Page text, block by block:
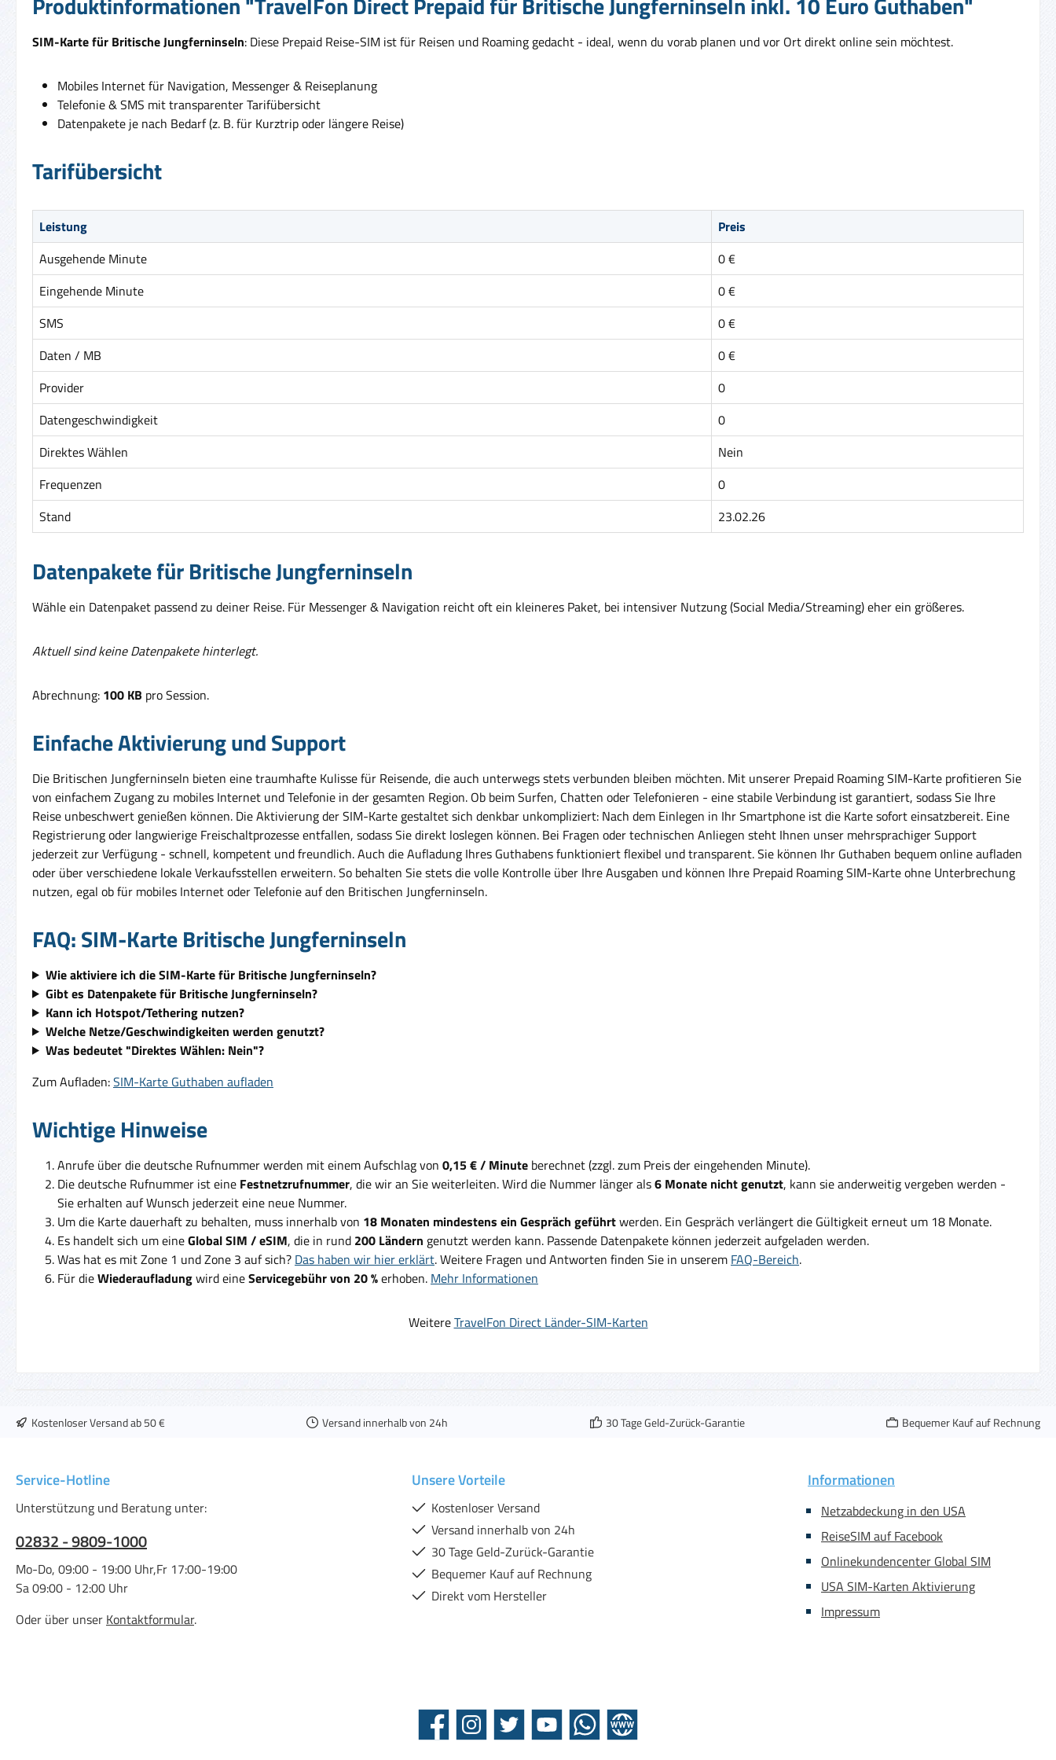
SIM-Karte für Britische Jungferninseln: Diese Prepaid Reise-SIM ist für Reisen und Roaming gedacht - ideal, wenn du vorab planen und vor Ort direkt online sein möchtest.
Mobiles Internet für Navigation, Messenger & Reiseplanung
Telefonie & SMS mit transparenter Tarifübersicht
Datenpakete je nach Bedarf (z. B. für Kurztrip oder längere Reise)
Tarifübersicht
Leistung
Preis
Ausgehende Minute
0 €
Eingehende Minute
0 €
SMS
0 €
Daten / MB
0 €
Provider
0
Datengeschwindigkeit
0
Direktes Wählen
Nein
Frequenzen
0
Stand
23.02.26
Datenpakete für Britische Jungferninseln
Wähle ein Datenpaket passend zu deiner Reise. Für Messenger & Navigation reicht oft ein kleineres Paket, bei intensiver Nutzung (Social Media/Streaming) eher ein größeres.
Aktuell sind keine Datenpakete hinterlegt.
Abrechnung: 100 KB pro Session.
Einfache Aktivierung und Support
Die Britischen Jungferninseln bieten eine traumhafte Kulisse für Reisende, die auch unterwegs stets verbunden bleiben möchten. Mit unserer Prepaid Roaming SIM-Karte profitieren Sie
von einfachem Zugang zu mobiles Internet und Telefonie in der gesamten Region. Ob beim Surfen, Chatten oder Telefonieren - eine stabile Verbindung ist garantiert, sodass Sie Ihre
Reise unbeschwert genießen können. Die Aktivierung der SIM-Karte gestaltet sich denkbar unkompliziert: Nach dem Einlegen in Ihr Smartphone ist die Karte sofort einsatzbereit. Eine
Registrierung oder langwierige Freischaltprozesse entfallen, sodass Sie direkt loslegen können. Bei Fragen oder technischen Anliegen steht Ihnen unser mehrsprachiger Support
jederzeit zur Verfügung - schnell, kompetent und freundlich. Auch die Aufladung Ihres Guthabens funktioniert flexibel und transparent. Sie können Ihr Guthaben bequem online aufladen
oder über verschiedene lokale Verkaufsstellen erweitern. So behalten Sie stets die volle Kontrolle über Ihre Ausgaben und können Ihre Prepaid Roaming SIM-Karte ohne Unterbrechung
nutzen, egal ob für mobiles Internet oder Telefonie auf den Britischen Jungferninseln.
FAQ: SIM-Karte Britische Jungferninseln
Wie aktiviere ich die SIM-Karte für Britische Jungferninseln?
Gibt es Datenpakete für Britische Jungferninseln?
Kann ich Hotspot/Tethering nutzen?
Welche Netze/Geschwindigkeiten werden genutzt?
Was bedeutet "Direktes Wählen: Nein"?
Zum Aufladen:SIM-Karte Guthaben aufladen
Wichtige Hinweise
Anrufe über die deutsche Rufnummer werden mit einem Aufschlag von 0,15 € / Minute berechnet (zzgl. zum Preis der eingehenden Minute).
Die deutsche Rufnummer ist eine Festnetzrufnummer, die wir an Sie weiterleiten. Wird die Nummer länger als6 Monate nicht genutzt, kann sie anderweitig vergeben werden -
Sie erhalten auf Wunsch jederzeit eine neue Nummer.
Um die Karte dauerhaft zu behalten, muss innerhalb von 18 Monaten mindestens ein Gespräch geführtwerden. Ein Gespräch verlängert die Gültigkeit erneut um 18 Monate.
Es handelt sich um eineGlobal SIM / eSIM, die in rund 200 Ländern genutzt werden kann. Passende Datenpakete können jederzeit aufgeladen werden.
Was hat es mit Zone 1 und Zone 3 auf sich? Das haben wir hier erklärt. Weitere Fragen und Antworten finden Sie in unserem FAQ-Bereich.
Für dieWiederaufladungwird eineServicegebühr von 20 %erhoben. Mehr Informationen
WeitereTravelFon Direct Länder-SIM-Karten
Kostenloser Versand ab 50 € Versand innerhalb von 24h 30 Tage Geld-Zurück-Garantie Bequemer Kauf auf Rechnung
Service-Hotline
Unterstützung und Beratung unter:
02832 - 9809-1000
Mo-Do, 09:00 - 19:00 Uhr,Fr 17:00-19:00
Sa 09:00 - 12:00 Uhr
Oder über unser Kontaktformular.
Unsere Vorteile
Kostenloser Versand
Versand innerhalb von 24h
30 Tage Geld-Zurück-Garantie
Bequemer Kauf auf Rechnung
Direkt vom Hersteller
Informationen
Netzabdeckung in den USA
ReiseSIM auf Facebook
Onlinekundencenter Global SIM
USA SIM-Karten Aktivierung
Impressum
Facebook Instagram Twitter YouTube WhatsAppWebsite